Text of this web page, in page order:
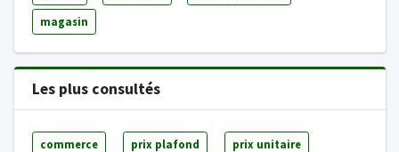
magasin
Les plus consultés
commerce prix plafond prix unitaire